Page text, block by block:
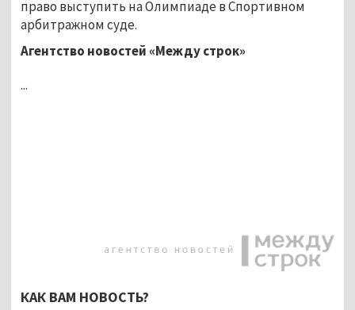
право выступить на Олимпиаде в Спортивном
арбитражном суде.
Агентство новостей «Между строк»
...
КАК ВАМ НОВОСТЬ?